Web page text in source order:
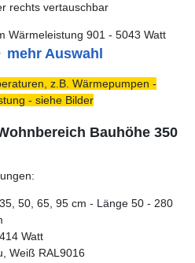
rechts vertauschbar
Wärmeleistung 901 - 5043 Watt
mehr Auswahl
z.B. Wärmepumpen -
- siehe Bilder
Bauhöhe 350
50, 65, 95 cm - Länge 50 - 280
Watt
Weiß RAL9016